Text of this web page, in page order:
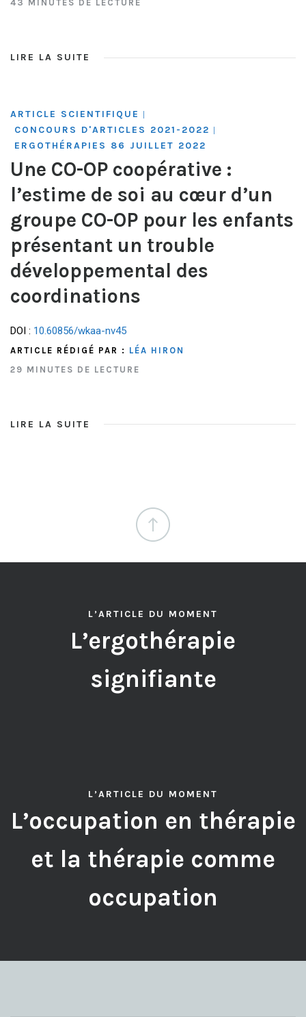
43 MINUTES DE LECTURE
LIRE LA SUITE
ARTICLE SCIENTIFIQUE
CONCOURS D'ARTICLES 2021-2022
ERGOTHÉRAPIES 86 JUILLET 2022
Une CO-OP coopérative :
l’estime de soi au cœur d’un
groupe CO-OP pour les enfants
présentant un trouble
développemental des
coordinations
DOI : 10.60856/wkaa-nv45
ARTICLE RÉDIGÉ PAR : LÉA HIRON
29 MINUTES DE LECTURE
LIRE LA SUITE
L’ARTICLE DU MOMENT
L’ergothérapie
signifiante
L’ARTICLE DU MOMENT
L’occupation en thérapie
et la thérapie comme
occupation